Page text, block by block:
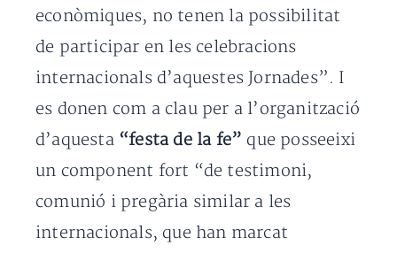
econòmiques, no tenen la possibilitat
de participar en les celebracions
internacionals d’aquestes Jornades”. I
es donen com a clau per a l’organització
d’aquesta“festa de la fe” que posseeixi
un component fort “de testimoni,
comunió i pregària similar a les
internacionals, que han marcat